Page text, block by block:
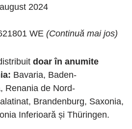
2024
WE (Continuă mai jos)
doar în anumite
Bavaria, Baden-
Renania de Nord-
Brandenburg, Saxonia,
Inferioară și Thüringen.